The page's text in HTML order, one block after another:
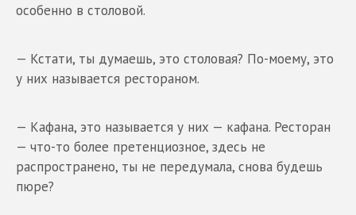
особенно в столовой.
— Кстати, ты думаешь, это столовая? По-моему, это
у них называется рестораном.
— Кафана, это называется у них — кафана. Ресторан
— что-то более претенциозное, здесь не
распространено, ты не передумала, снова будешь
пюре?